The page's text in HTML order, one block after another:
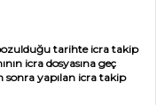
tarihte icra takip
icra dosyasına geç
sonra yapılan icra takip